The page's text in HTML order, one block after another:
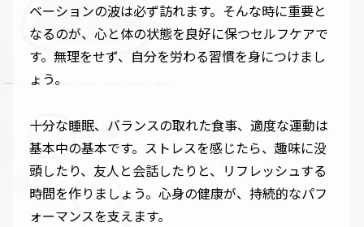
ベーションの波は必ず訪れます。そんな時に重要と
なるのが、心と体の状態を良好に保つセルフケアで
す。無理をせず、自分を労わる習慣を身につけまし
ょう。
十分な睡眠、バランスの取れた食事、適度な運動は
基本中の基本です。ストレスを感じたら、趣味に没
頭したり、友人と会話したりと、リフレッシュする
時間を作りましょう。心身の健康が、持続的なパフ
ォーマンスを支えます。